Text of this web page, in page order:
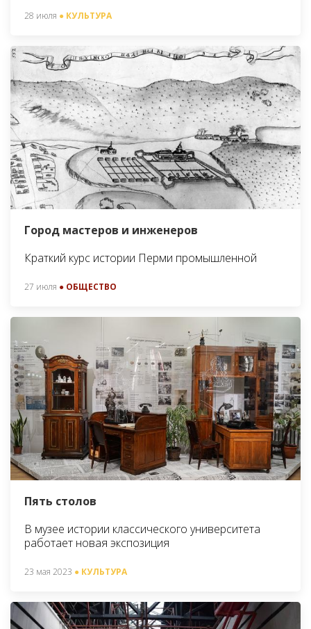
28 июля ● КУЛЬТУРА
Город мастеров и инженеров
Краткий курс истории Перми промышленной
27 июля ● ОБЩЕСТВО
Пять столов
В музее истории классического университета
работает новая экспозиция
23 мая 2023 ● КУЛЬТУРА